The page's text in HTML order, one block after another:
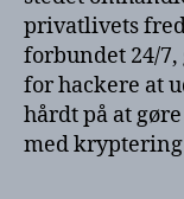
privatlivets
forbundet 24/7,
for hackere at
hårdt på at
med